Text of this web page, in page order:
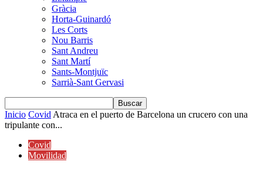
Gràcia
Horta-Guinardó
Les Corts
Nou Barris
Sant Andreu
Sant Martí
Sants-Montjuïc
Sarrià-Sant Gervasi
Inicio CovidAtraca en el puerto de Barcelona un crucero con una
tripulante con...
Covid
Movilidad